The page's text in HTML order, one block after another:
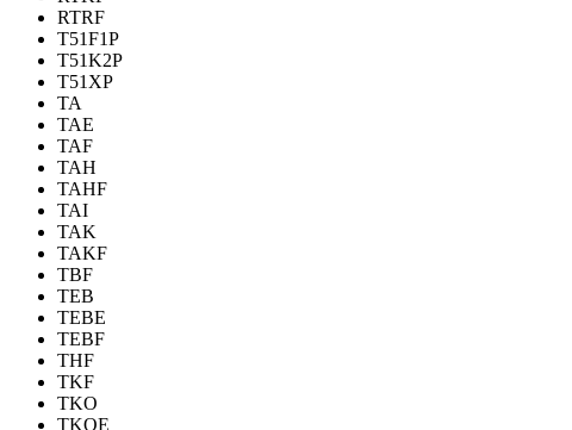
RTRF
T51F1P
T51K2P
T51XP
TA
TAE
TAF
TAH
TAHF
TAI
TAK
TAKF
TBF
TEB
TEBE
TEBF
THF
TKF
TKO
TKOE